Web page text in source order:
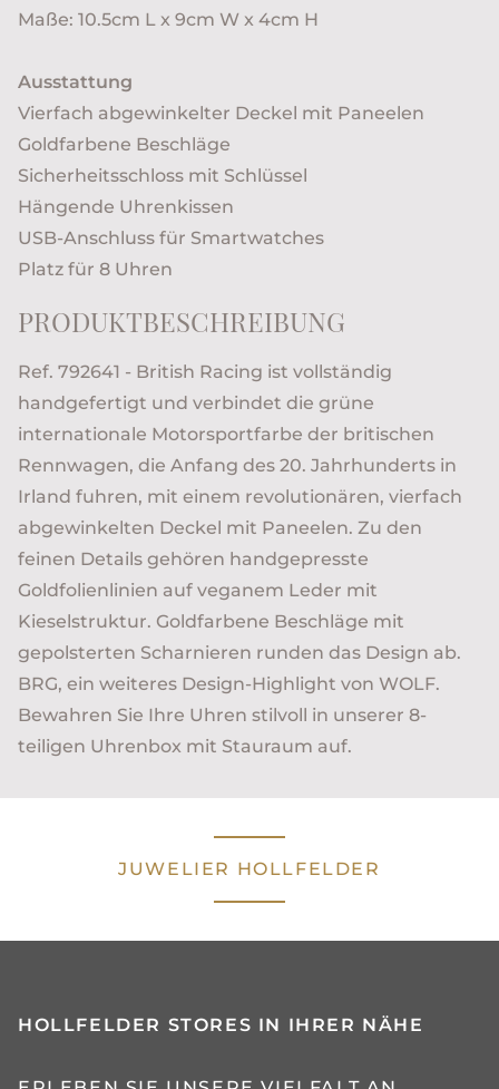
Maße: 10.5cm L x 9cm W x 4cm H
Ausstattung
Vierfach abgewinkelter Deckel mit Paneelen
Goldfarbene Beschläge
Sicherheitsschloss mit Schlüssel
Hängende Uhrenkissen
USB-Anschluss für Smartwatches
Platz für 8 Uhren
PRODUKTBESCHREIBUNG
Ref. 792641 - British Racing ist vollständig
handgefertigt und verbindet die grüne
internationale Motorsportfarbe der britischen
Rennwagen, die Anfang des 20. Jahrhunderts in
Irland fuhren, mit einem revolutionären, vierfach
abgewinkelten Deckel mit Paneelen. Zu den
feinen Details gehören handgepresste
Goldfolienlinien auf veganem Leder mit
Kieselstruktur. Goldfarbene Beschläge mit
gepolsterten Scharnieren runden das Design ab.
BRG, ein weiteres Design-Highlight von WOLF.
Bewahren Sie Ihre Uhren stilvoll in unserer 8-
teiligen Uhrenbox mit Stauraum auf.
JUWELIER HOLLFELDER
HOLLFELDER STORES IN IHRER NÄHE